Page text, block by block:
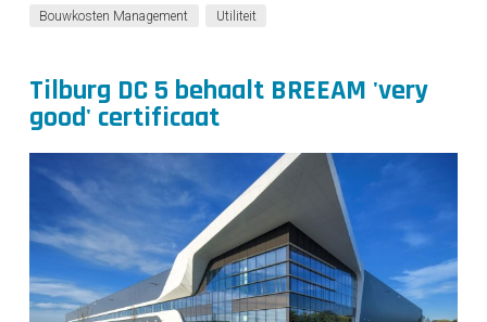
Bouwkosten Management Utiliteit
Tilburg DC 5 behaalt BREEAM 'very
good' certificaat